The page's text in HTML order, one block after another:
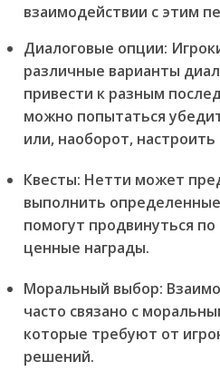
взаимодействии с этим
Диалоговые опции:
различные варианты
привести к разным
можно попытаться
или, наоборот, настроить
Квесты: Нетти может
выполнить
помогут продвинуться
ценные награды.
Моральный выбор:
часто связано с
которые требуют от
решений.